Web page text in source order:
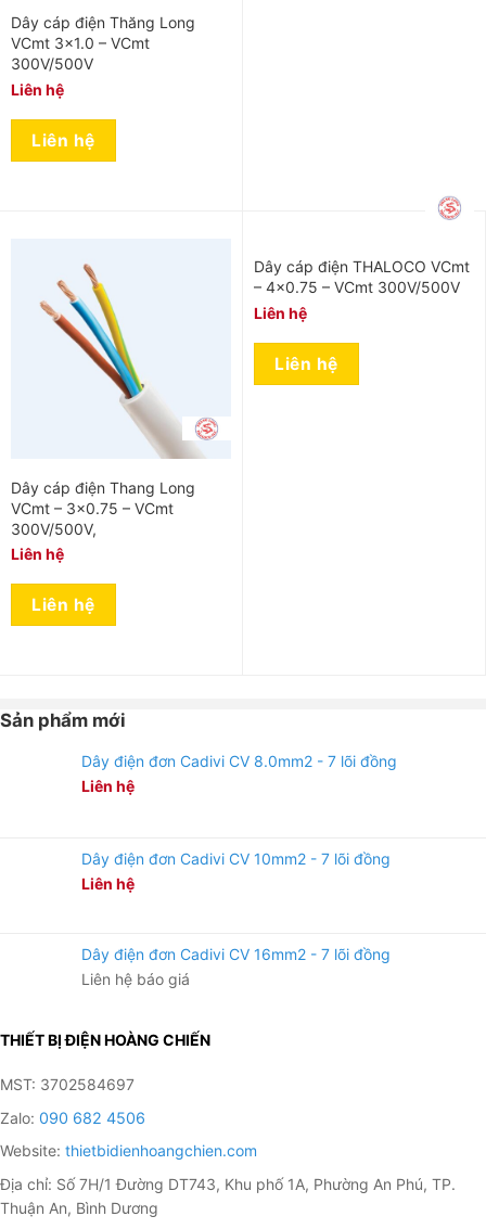
Dây cáp điện Thăng Long
VCmt 3×1.0 – VCmt
300V/500V
Liên hệ
Liên hệ
Dây cáp điện Thang Long
VCmt – 3×0.75 – VCmt
300V/500V,
Liên hệ
Liên hệ
Dây cáp điện THALOCO VCmt
– 4×0.75 – VCmt 300V/500V
Liên hệ
Liên hệ
Sản phẩm mới
Dây điện đơn Cadivi CV 8.0mm2 - 7 lõi đồng
Liên hệ
Dây điện đơn Cadivi CV 10mm2 - 7 lõi đồng
Liên hệ
Dây điện đơn Cadivi CV 16mm2 - 7 lõi đồng
Liên hệ báo giá
THIẾT BỊ ĐIỆN HOÀNG CHIẾN
MST: 3702584697
Zalo: 090 682 4506
Website: thietbidienhoangchien.com
Địa chỉ: Số 7H/1 Đường DT743, Khu phố 1A, Phường An Phú, TP.
Thuận An, Bình Dương